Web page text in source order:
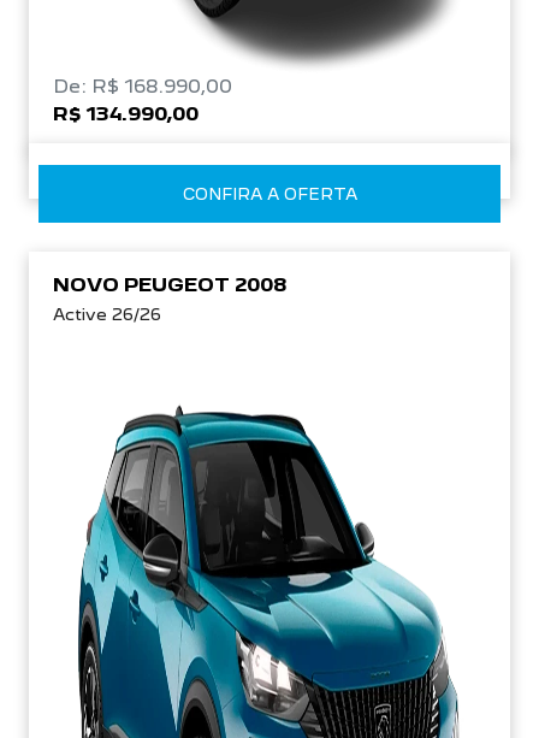
De: R$ 168.990,00
R$ 134.990,00
CONFIRA A OFERTA
NOVO PEUGEOT 2008
Active 26/26